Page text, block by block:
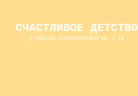
СЧАСТЛИВОЕ ДЕТСТВО
Г. РЯЗАНЬ, ГОЛЕНЧИНСКОЕ Ш., Д. 14